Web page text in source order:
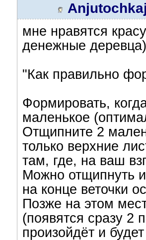
мне нравятся
денежные
"Как правильно
Формировать,
маленькое
Oтщипните 2
только верхние
там, где, на ваш
Можно отщипнуть
на конце веточки
Позже на этом
(появятся сразу 2
произойдёт и